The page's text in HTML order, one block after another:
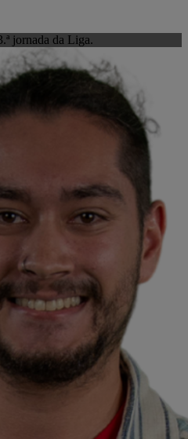
jornada da Liga.